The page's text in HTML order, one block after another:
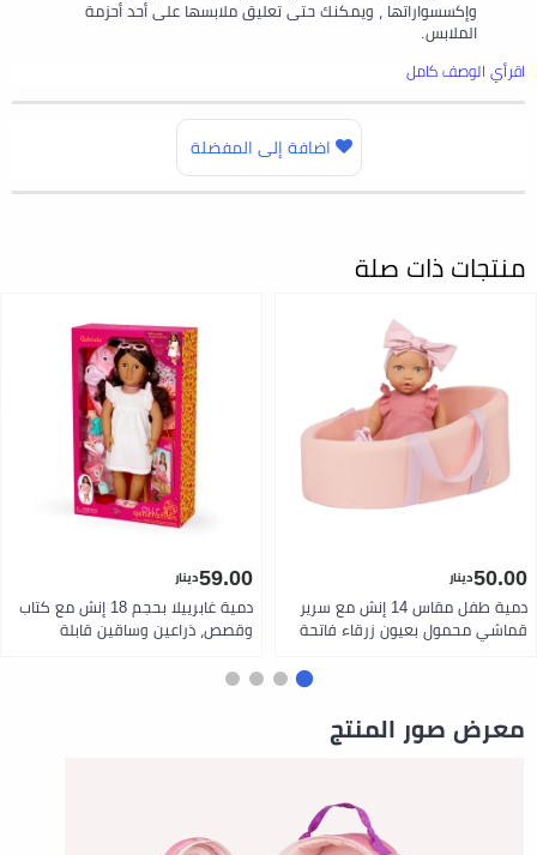
وإكسسواراتها ، ويمكنك حتى تعليق ملابسها على أحد أحزمة
الملابس.
اقرأي الوصف كامل
اضافة إلى المفضلة
منتجات ذات صلة
50.00دينار
دمية طفل مقاس 14 إنش مع سرير
قماشي محمول بعيون زرقاء فاتحة
طقم هدية مثالي من لولا بيبي
59.00دينار
دمية غابرييلا بحجم 18 إنش مع كتاب
وقصص، ذراعين وساقين قابلة
من أور جينيريشن
معرض صور المنتج